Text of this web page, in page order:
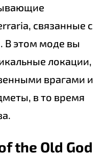
связанные с
В этом моде вы
локации,
врагами и
в то время
the Old God